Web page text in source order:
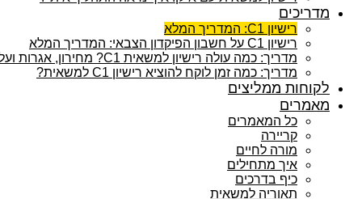
מדריכים
רישיון C1: המדריך המלא
רישיון C1 על חשבון הפיקדון הצבאי: המדריך המלא
מדריך: כמה עולה רישיון למשאית C1? מחירון, אגרות ועלויות נלוות
מדריך: כמה זמן לוקח להוציא רישיון C1 למשאית?
לקוחות ממליצים
מאמרים
כל המאמרים
קריירה
מורה לחיים
איך מתחילים
כיף בדרכים
תאוריה למשאית